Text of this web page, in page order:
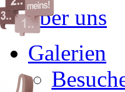
über uns
Galerien